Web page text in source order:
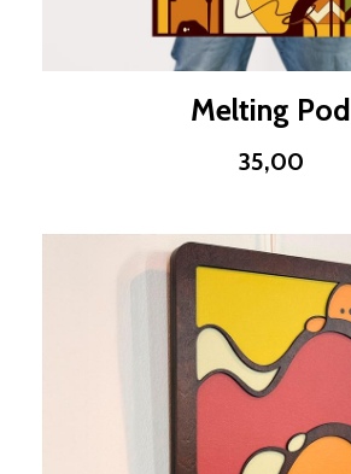
Melting Pod
35,00